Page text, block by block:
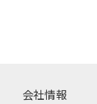
会社情報